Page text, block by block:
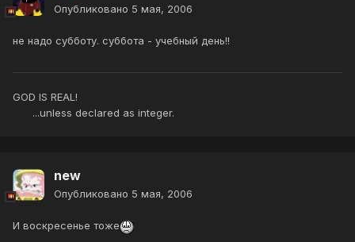
Опубликовано 5 мая, 2006
не надо субботу. суббота - учебный день!!
GOD IS REAL!
...unless declared as integer.
new
Опубликовано 5 мая, 2006
И воскресенье тоже